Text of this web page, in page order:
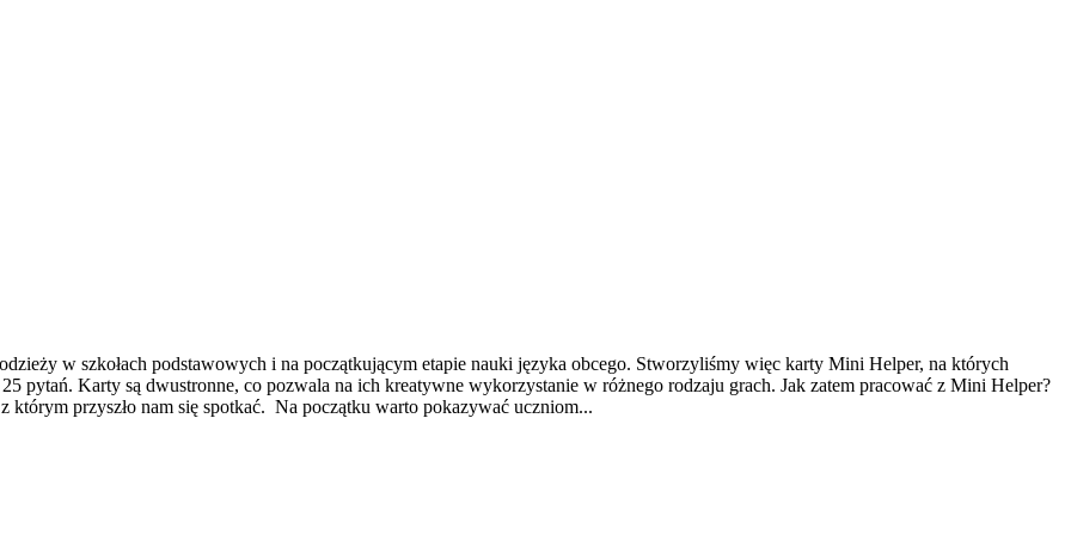
w szkołach podstawowych i na początkującym etapie nauki języka obcego. Stworzyliśmy więc karty Mini Helper, na których
pytań. Karty są dwustronne, co pozwala na ich kreatywne wykorzystanie w różnego rodzaju grach. Jak zatem pracować z Mini Helper?
którym przyszło nam się spotkać. Na początku warto pokazywać uczniom...